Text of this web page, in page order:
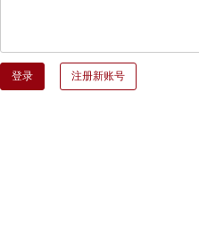
登录 注册新账号